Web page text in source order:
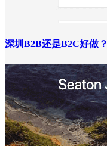
深圳B2B还是B2C好做？